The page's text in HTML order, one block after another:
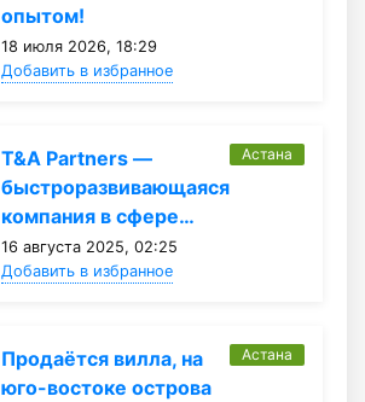
опытом!
18 июля 2026, 18:29
Добавить в избранное
T&A Partners —
быстроразвивающаяся
компания в сфере…
16 августа 2025, 02:25
Добавить в избранное
Астана
Продаётся вилла, на
юго-востоке острова
Астана